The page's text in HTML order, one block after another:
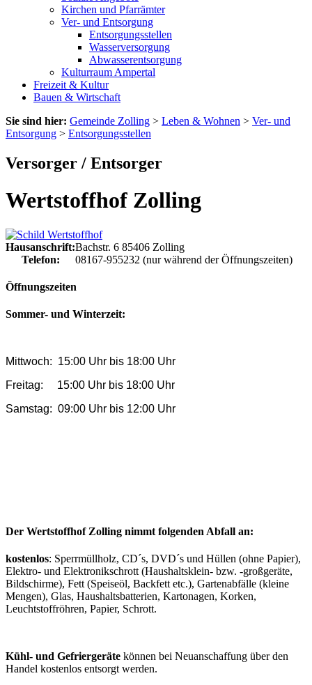
Kirchen und Pfarrämter
Ver- und Entsorgung
Entsorgungsstellen
Wasserversorgung
Abwasserentsorgung
Kulturraum Ampertal
Freizeit & Kultur
Bauen & Wirtschaft
Sie sind hier: Gemeinde Zolling > Leben & Wohnen > Ver- und
Entsorgung > Entsorgungsstellen
Versorger / Entsorger
Wertstoffhof Zolling
Hausanschrift:Bachstr. 6 85406 Zolling
Telefon:
08167-955232 (nur während der Öffnungszeiten)
Öffnungszeiten
Sommer- und Winterzeit:
Mittwoch: 15:00 Uhr bis 18:00 Uhr
Freitag: 15:00 Uhr bis 18:00 Uhr
Samstag: 09:00 Uhr bis 12:00 Uhr
Der Wertstoffhof Zolling nimmt folgenden Abfall an:
kostenlos: Sperrmüllholz, CD´s, DVD´s und Hüllen (ohne Papier),
Elektro- und Elektronikschrott (Haushaltsklein- bzw. -großgeräte,
Bildschirme), Fett (Speiseöl, Backfett etc.), Gartenabfälle (kleine
Mengen), Glas, Haushaltsbatterien, Kartonagen, Korken,
Leuchtstoffröhren, Papier, Schrott.
Kühl- und Gefriergeräte können bei Neuanschaffung über den
Handel kostenlos entsorgt werden.